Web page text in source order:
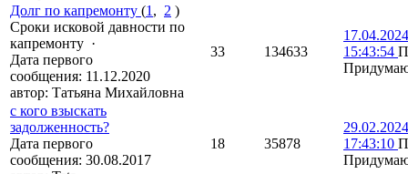
Долг по капремонту (1 , 2 )
Сроки исковой давности по
капремонту ·
Дата первого
сообщения: 11.12.2020
автор: Татьяна Михайловна
33 134633
17.04.2024
15:43:54
с кого взыскать
задолженность?
Дата первого
сообщения: 30.08.2017
18 35878
29.02.2024
17:43:10